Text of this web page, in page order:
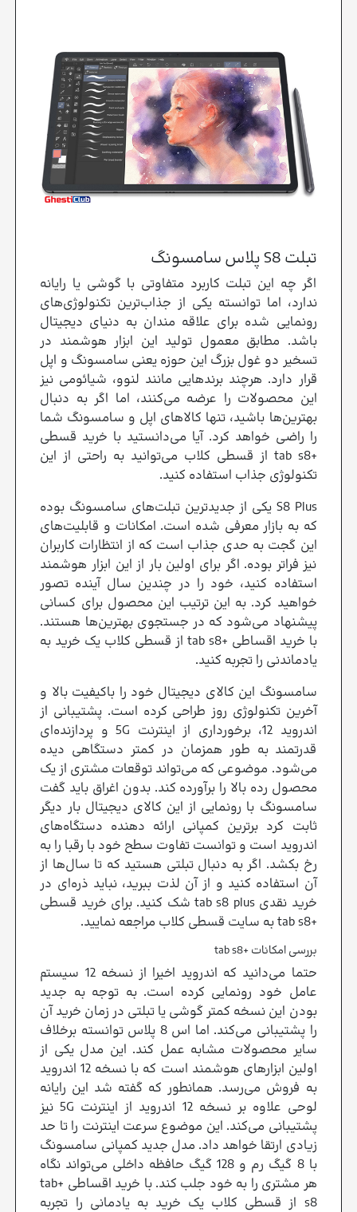
تبلت S8 پلاس سامسونگ
اگر چه این تبلت کاربرد متفاوتی با گوشی یا رایانه
ندارد، اما توانسته یکی از جذاب‌ترین تکنولوژی‌های
رونمایی شده برای علاقه مندان به دنیای دیجیتال
باشد. مطابق معمول تولید این ابزار هوشمند در
تسخیر دو غول بزرگ این حوزه یعنی سامسونگ و اپل
قرار دارد. هرچند برندهایی مانند لنوو، شیائومی نیز
این محصولات را عرضه می‌کنند، اما اگر به دنبال
بهترین‌ها باشید، تنها کالاهای اپل و سامسونگ شما
را راضی خواهد کرد. آیا می‌دانستید با خرید قسطی
+tab s8 از قسطی کلاب می‌توانید به راحتی از این
تکنولوژی جذاب استفاده کنید.
S8 Plus یکی از جدیدترین تبلت‌های سامسونگ بوده
که به بازار معرفی شده است. امکانات و قابلیت‌های
این گجت به حدی جذاب است که از انتظارات کاربران
نیز فراتر بوده. اگر برای اولین بار از این ابزار هوشمند
استفاده کنید، خود را در چندین سال آینده تصور
خواهید کرد. به این ترتیب این محصول برای کسانی
پیشنهاد می‌شود که در جستجوی بهترین‌ها هستند.
با خرید اقساطی +tab s8 از قسطی کلاب یک خرید به
یادماندنی را تجربه کنید.
سامسونگ این کالای دیجیتال خود را باکیفیت بالا و
آخرین تکنولوژی روز طراحی کرده است. پشتیبانی از
اندروید 12، برخورداری از اینترنت 5G و پردازنده‌ای
قدرتمند به طور همزمان در کمتر دستگاهی دیده
می‌شود. موضوعی که می‌تواند توقعات مشتری از یک
محصول رده بالا را برآورده کند. بدون اغراق باید گفت
سامسونگ با رونمایی از این کالای دیجیتال بار دیگر
ثابت کرد برترین کمپانی ارائه دهنده دستگاه‌های
اندروید است و توانست تفاوت سطح خود با رقبا را به
رخ بکشد. اگر به دنبال تبلتی هستید که تا سال‌ها از
آن استفاده کنید و از آن لذت ببرید، نباید ذره‌ای در
خرید نقدی tab s8 plus شک کنید. برای خرید قسطی
+tab s8 به سایت قسطی کلاب مراجعه نمایید.
بررسی امکانات +tab s8
حتما می‌دانید که اندروید اخیرا از نسخه 12 سیستم
عامل خود رونمایی کرده است. به توجه به جدید
بودن این نسخه کمتر گوشی یا تبلتی در زمان خرید آن
را پشتیبانی می‌کند. اما اس 8 پلاس توانسته برخلاف
سایر محصولات مشابه عمل کند. این مدل یکی از
اولین ابزارهای هوشمند است که با نسخه 12 اندروید
به فروش می‌رسد. همانطور که گفته شد این رایانه
لوحی علاوه بر نسخه 12 اندروید از اینترنت 5G نیز
پشتیبانی می‌کند. این موضوع سرعت اینترنت را تا حد
زیادی ارتقا خواهد داد. مدل جدید کمپانی سامسونگ
با 8 گیگ رم و 128 گیگ حافظه داخلی می‌تواند نگاه
هر مشتری را به خود جلب کند. با خرید اقساطی +tab
s8 از قسطی کلاب یک خرید به یادمانی را تجربه